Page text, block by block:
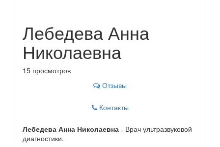
Лебедева Анна
Николаевна
15 просмотров
Отзывы
Контакты
Лебедева Анна Николаевна - Врач ультразвуковой
диагностики.